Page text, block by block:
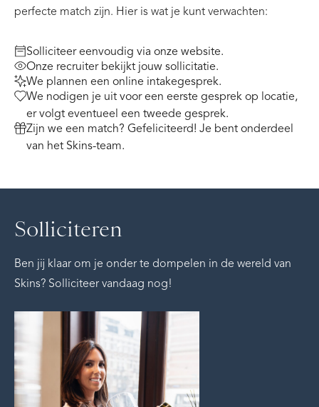
perfecte match zijn. Hier is wat je kunt verwachten:
Solliciteer eenvoudig via onze website.
Onze recruiter bekijkt jouw sollicitatie.
We plannen een online intakegesprek.
We nodigen je uit voor een eerste gesprek op locatie,
er volgt eventueel een tweede gesprek.
Zijn we een match? Gefeliciteerd! Je bent onderdeel
van het Skins-team.
Solliciteren
Ben jij klaar om je onder te dompelen in de wereld van
Skins? Solliciteer vandaag nog!